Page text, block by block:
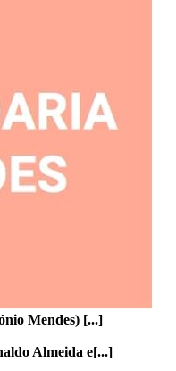
Mendes) [...]
Almeida e[...]